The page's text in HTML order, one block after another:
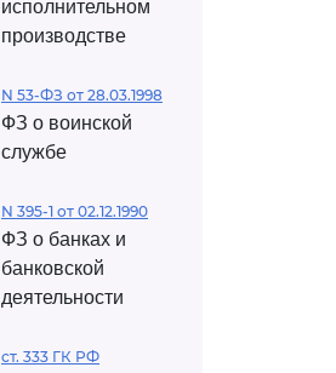
исполнительном
производстве
N 53-ФЗ от 28.03.1998
ФЗ о воинской
службе
N 395-1 от 02.12.1990
ФЗ о банках и
банковской
деятельности
ст. 333 ГК РФ